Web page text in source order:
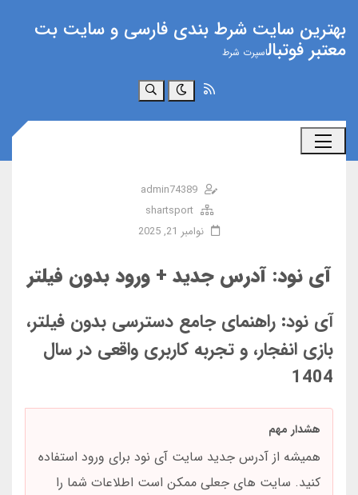
بهترین سایت شرط بندی فارسی و سایت بت
معتبر فوتبالاسپرت شرط
جستجو
admin74389
shartsport
نوامبر 21, 2025
آی نود: آدرس جدید + ورود بدون فیلتر
آی نود: راهنمای جامع دسترسی بدون فیلتر،
بازی انفجار، و تجربه کاربری واقعی در سال
1404
هشدار مهم
همیشه از آدرس جدید سایت آی نود برای ورود استفاده
کنید. سایت های جعلی ممکن است اطلاعات شما را